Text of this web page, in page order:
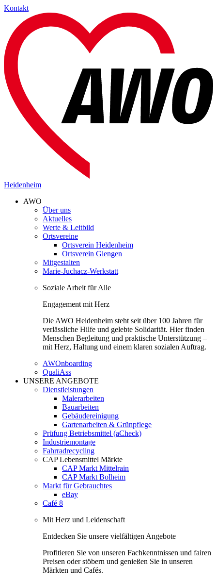
Kontakt
Heidenheim
AWO
Über uns
Aktuelles
Werte & Leitbild
Ortsvereine
Ortsverein Heidenheim
Ortsverein Giengen
Mitgestalten
Marie-Juchacz-Werkstatt
Soziale Arbeit für Alle
Engagement mit Herz
Die AWO Heidenheim steht seit über 100 Jahren für
verlässliche Hilfe und gelebte Solidarität. Hier finden
Menschen Begleitung und praktische Unterstützung –
mit Herz, Haltung und einem klaren sozialen Auftrag.
AWOnboarding
QualiAss
UNSERE ANGEBOTE
Dienstleistungen
Malerarbeiten
Bauarbeiten
Gebäudereinigung
Gartenarbeiten & Grünpflege
Prüfung Betriebsmittel (aCheck)
Industriemontage
Fahrradrecycling
CAP Lebensmittel Märkte
CAP Markt Mittelrain
CAP Markt Bolheim
Markt für Gebrauchtes
eBay
Café 8
Mit Herz und Leidenschaft
Entdecken Sie unsere vielfältigen Angebote
Profitieren Sie von unseren Fachkenntnissen und fairen
Preisen oder stöbern und genießen Sie in unseren
Märkten und Cafés.